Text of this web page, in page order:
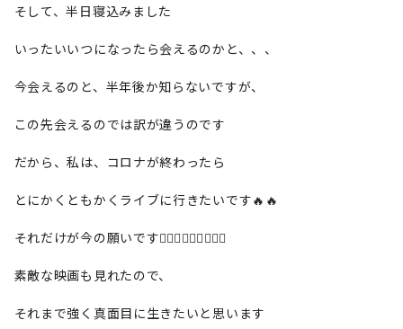
そして、半日寝込みました
いったいいつになったら会えるのかと、、、
今会えるのと、半年後か知らないですが、
この先会えるのでは訳が違うのです
だから、私は、コロナが終わったら
とにかくともかくライブに行きたいです🔥🔥
それだけが今の願いです🙇🏼‍♀️🙇🏼‍♀️🙇🏼‍♀️
素敵な映画も見れたので、
それまで強く真面目に生きたいと思います